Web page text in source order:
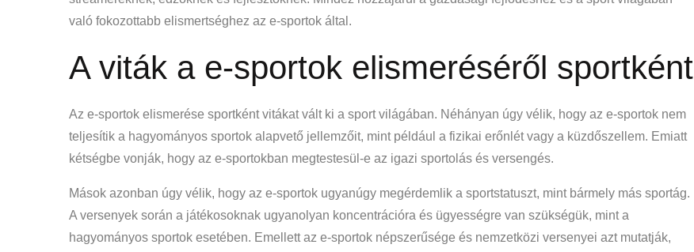
való fokozottabb elismertséghez az e-sportok által.
A viták a e-sportok elismeréséről sportként
Az e-sportok elismerése sportként vitákat vált ki a sport világában. Néhányan úgy vélik, hogy az e-sportok nem
teljesítik a hagyományos sportok alapvető jellemzőit, mint például a fizikai erőnlét vagy a küzdőszellem. Emiatt
kétségbe vonják, hogy az e-sportokban megtestesül-e az igazi sportolás és versengés.
Mások azonban úgy vélik, hogy az e-sportok ugyanúgy megérdemlik a sportstatuszt, mint bármely más sportág.
A versenyek során a játékosoknak ugyanolyan koncentrációra és ügyességre van szükségük, mint a
hagyományos sportok esetében. Emellett az e-sportok népszerűsége és nemzetközi versenyei azt mutatják,